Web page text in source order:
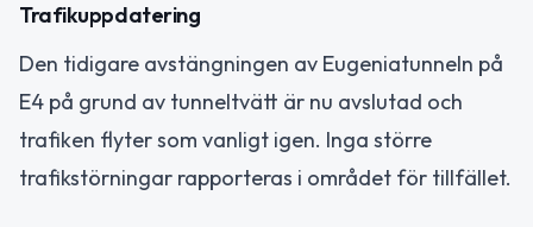
Trafikuppdatering
Den tidigare avstängningen av Eugeniatunneln på
E4 på grund av tunneltvätt är nu avslutad och
trafiken flyter som vanligt igen. Inga större
trafikstörningar rapporteras i området för tillfället.